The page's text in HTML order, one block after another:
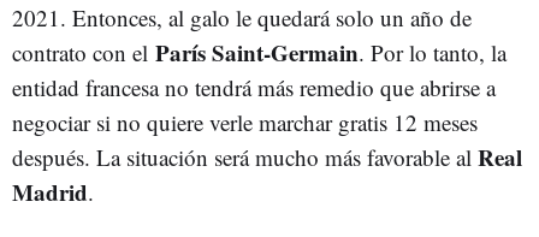
2021. Entonces, al galo le quedará solo un año de
contrato con el París Saint-Germain. Por lo tanto, la
entidad francesa no tendrá más remedio que abrirse a
negociar si no quiere verle marchar gratis 12 meses
después. La situación será mucho más favorable al Real
Madrid.